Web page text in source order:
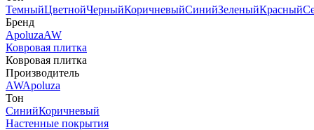
ТемныйЦветнойЧерныйКоричневыйСинийЗеленыйКрасный
Бренд
ApoluzaAW
Ковровая плитка
Ковровая плитка
Производитель
AWApoluza
Тон
СинийКоричневый
Настенные покрытия